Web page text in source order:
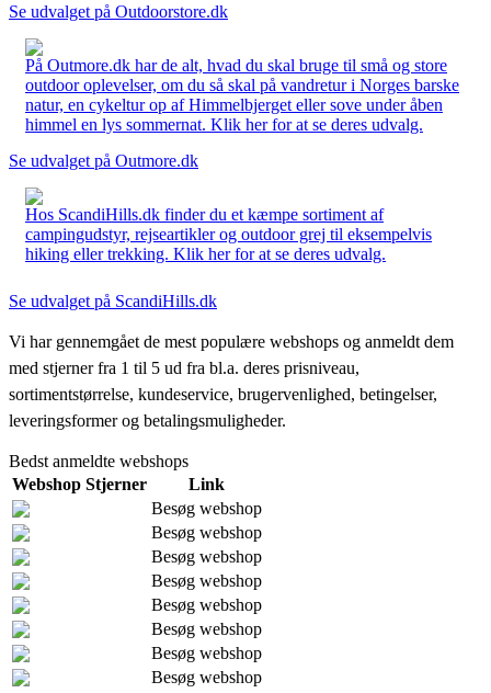
Se udvalget på Outdoorstore.dk
På Outmore.dk har de alt, hvad du skal bruge til små og store
outdoor oplevelser, om du så skal på vandretur i Norges barske
natur, en cykeltur op af Himmelbjerget eller sove under åben
himmel en lys sommernat. Klik her for at se deres udvalg.
Se udvalget på Outmore.dk
Hos ScandiHills.dk finder du et kæmpe sortiment af
campingudstyr, rejseartikler og outdoor grej til eksempelvis
hiking eller trekking. Klik her for at se deres udvalg.
Se udvalget på ScandiHills.dk
Vi har gennemgået de mest populære webshops og anmeldt dem
med stjerner fra 1 til 5 ud fra bl.a. deres prisniveau,
sortimentstørrelse, kundeservice, brugervenlighed, betingelser,
leveringsformer og betalingsmuligheder.
Bedst anmeldte webshops
Webshop Stjerner
Link
Besøg webshop
Besøg webshop
Besøg webshop
Besøg webshop
Besøg webshop
Besøg webshop
Besøg webshop
Besøg webshop